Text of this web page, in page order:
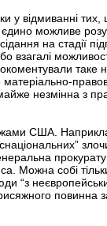
у відмиванні тих,
єдино можливе
на стадії
взагалі
таке
незмінна з
США.
Можна собі
“з
повинна